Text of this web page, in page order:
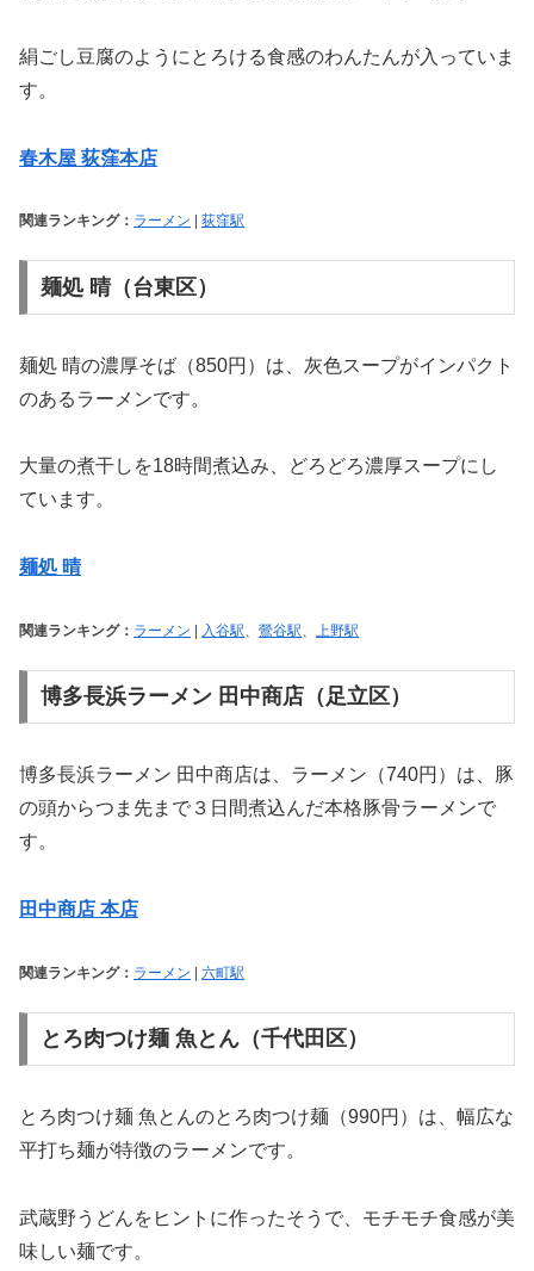
絹ごし豆腐のようにとろける食感のわんたんが入っていま
す。
春木屋 荻窪本店
関連ランキング： ラーメン 荻窪駅
麺処 晴（台東区）
麺処 晴の濃厚そば（850円）は、灰色スープがインパクト
のあるラーメンです。
大量の煮干しを18時間煮込み、どろどろ濃厚スープにし
ています。
麺処 晴
関連ランキング： ラーメン 入谷駅、 鶯谷駅、 上野駅
博多長浜ラーメン 田中商店（足立区）
博多長浜ラーメン 田中商店は、ラーメン（740円）は、豚
の頭からつま先まで３日間煮込んだ本格豚骨ラーメンで
す。
田中商店 本店
関連ランキング： ラーメン 六町駅
とろ肉つけ麺 魚とん（千代田区）
とろ肉つけ麺 魚とんのとろ肉つけ麺（990円）は、幅広な
平打ち麺が特徴のラーメンです。
武蔵野うどんをヒントに作ったそうで、モチモチ食感が美
味しい麺です。